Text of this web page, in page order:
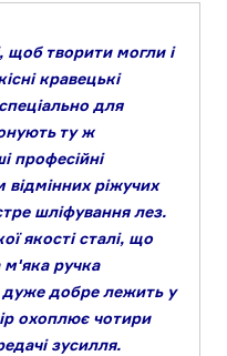
щоб творити могли і
кравецькі
для
ту ж
професійні
відмінних ріжучих
шліфування лез.
якості сталі, що
м'яка ручка
добре лежить у
охоплює чотири
зусилля.